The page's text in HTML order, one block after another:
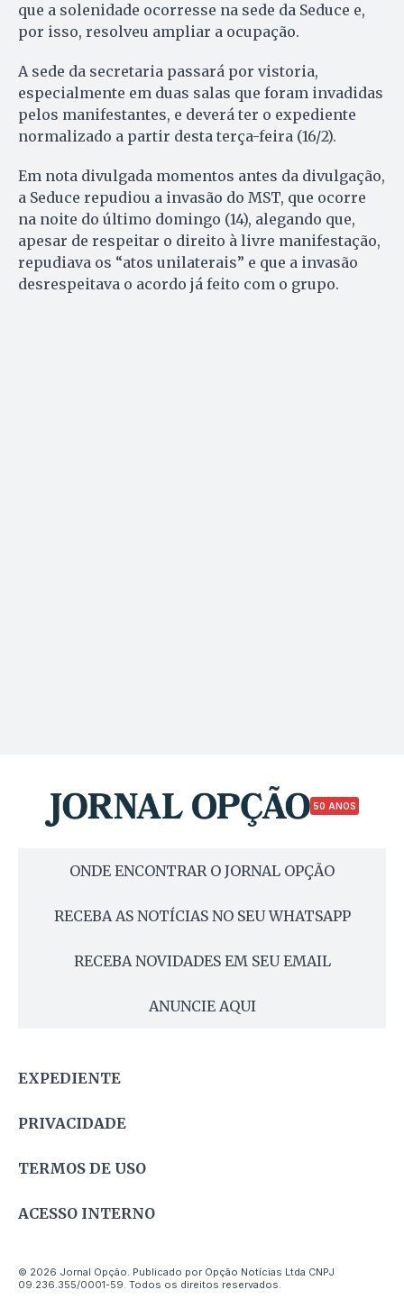
que a solenidade ocorresse na sede da Seduce e,
por isso, resolveu ampliar a ocupação.
A sede da secretaria passará por vistoria,
especialmente em duas salas que foram invadidas
pelos manifestantes, e deverá ter o expediente
normalizado a partir desta terça-feira (16/2).
Em nota divulgada momentos antes da divulgação,
a Seduce repudiou a invasão do MST, que ocorre
na noite do último domingo (14), alegando que,
apesar de respeitar o direito à livre manifestação,
repudiava os “atos unilaterais” e que a invasão
desrespeitava o acordo já feito com o grupo.
50 ANOS
ONDE ENCONTRAR O JORNAL OPÇÃO
RECEBA AS NOTÍCIAS NO SEU WHATSAPP
RECEBA NOVIDADES EM SEU EMAIL
ANUNCIE AQUI
EXPEDIENTE
PRIVACIDADE
TERMOS DE USO
ACESSO INTERNO
© 2026 Jornal Opção. Publicado por Opção Notícias Ltda CNPJ
09.236.355/0001-59. Todos os direitos reservados.